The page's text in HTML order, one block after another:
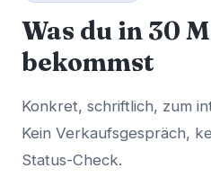
Was du in 30
bekommst
Konkret, schriftlich, zum
Kein Verkaufsgespräch,
Status-Check.